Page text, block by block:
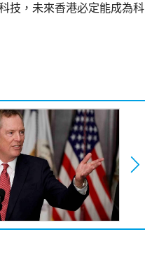
技，未來香港必定能成為科